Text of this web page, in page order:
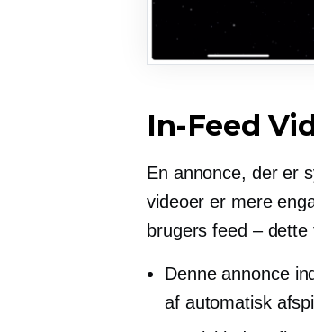
In-Feed
En annonce, der er
videoer er mere
brugers feed –
Denne annonce
af automatisk